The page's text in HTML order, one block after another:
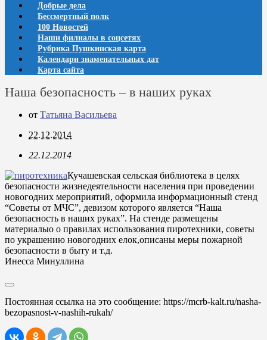
Добрые дела
Бессмертный полк
100 Новостей
Наши филиалы в соцсетях
Рубрика Пушкинская карта
Календари знаменательных дат
Карта сайта
Наша безопасность – в наших руках
от Татьяна Васильева
22.12.2014
22.12.2014
Кучашевская сельская библиотека в целях
безопасности жизнедеятельности населения при проведении
новогодних мероприятий, оформила информационный стенд
“Советы от МЧС”, девизом которого является “Наша
безопасность в наших руках”. На стенде размещены
материалыо о правилах использования пиротехники, советы
по украшению новогодних елок,описаны меры пожарной
безопасности в быту и т.д.
Инесса Минуллина
Постоянная ссылка на это сообщение: https://mcrb-kalt.ru/nasha-
bezopasnost-v-nashih-rukah/